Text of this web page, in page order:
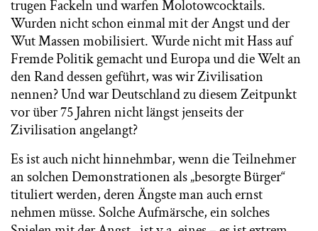
trugen Fackeln und warfen Molotowcocktails.
Wurden nicht schon einmal mit der Angst und der
Wut Massen mobilisiert. Wurde nicht mit Hass auf
Fremde Politik gemacht und Europa und die Welt an
den Rand dessen geführt, was wir Zivilisation
nennen? Und war Deutschland zu diesem Zeitpunkt
vor über 75 Jahren nicht längst jenseits der
Zivilisation angelangt?
Es ist auch nicht hinnehmbar, wenn die Teilnehmer
an solchen Demonstrationen als „besorgte Bürger“
tituliert werden, deren Ängste man auch ernst
nehmen müsse. Solche Aufmärsche, ein solches